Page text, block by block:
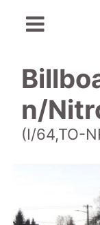
n/
(I/64,TO-